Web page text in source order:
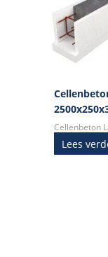
Cellenbeton
Lees